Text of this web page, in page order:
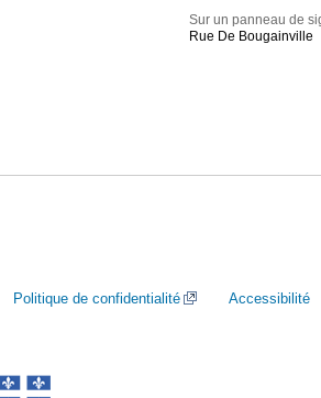
Sur un panneau de
Rue De Bougainville
Politique de confidentialité Accessibilité